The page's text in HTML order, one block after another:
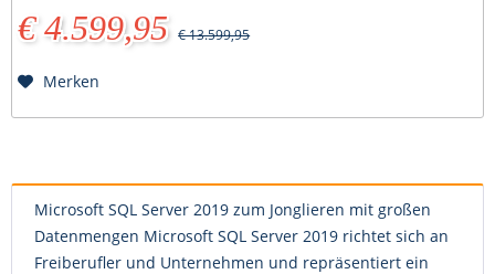
€ 4.599,95 € 13.599,95
Merken
Microsoft SQL Server 2019 zum Jonglieren mit großen
Datenmengen Microsoft SQL Server 2019 richtet sich an
Freiberufler und Unternehmen und repräsentiert ein